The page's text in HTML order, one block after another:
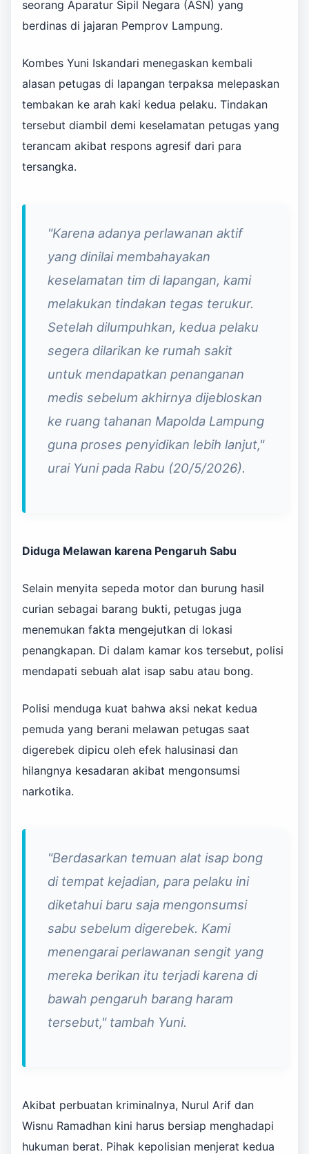
seorang Aparatur Sipil Negara (ASN) yang
berdinas di jajaran Pemprov Lampung.
Kombes Yuni Iskandari menegaskan kembali
alasan petugas di lapangan terpaksa melepaskan
tembakan ke arah kaki kedua pelaku. Tindakan
tersebut diambil demi keselamatan petugas yang
terancam akibat respons agresif dari para
tersangka.
"Karena adanya perlawanan aktif
yang dinilai membahayakan
keselamatan tim di lapangan, kami
melakukan tindakan tegas terukur.
Setelah dilumpuhkan, kedua pelaku
segera dilarikan ke rumah sakit
untuk mendapatkan penanganan
medis sebelum akhirnya dijebloskan
ke ruang tahanan Mapolda Lampung
guna proses penyidikan lebih lanjut,"
urai Yuni pada Rabu (20/5/2026).
Diduga Melawan karena Pengaruh Sabu
Selain menyita sepeda motor dan burung hasil
curian sebagai barang bukti, petugas juga
menemukan fakta mengejutkan di lokasi
penangkapan. Di dalam kamar kos tersebut, polisi
mendapati sebuah alat isap sabu atau bong.
Polisi menduga kuat bahwa aksi nekat kedua
pemuda yang berani melawan petugas saat
digerebek dipicu oleh efek halusinasi dan
hilangnya kesadaran akibat mengonsumsi
narkotika.
"Berdasarkan temuan alat isap bong
di tempat kejadian, para pelaku ini
diketahui baru saja mengonsumsi
sabu sebelum digerebek. Kami
menengarai perlawanan sengit yang
mereka berikan itu terjadi karena di
bawah pengaruh barang haram
tersebut," tambah Yuni.
Akibat perbuatan kriminalnya, Nurul Arif dan
Wisnu Ramadhan kini harus bersiap menghadapi
hukuman berat. Pihak kepolisian menjerat kedua